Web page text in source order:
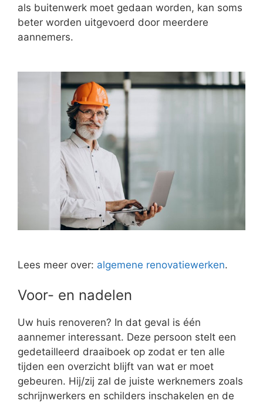
als buitenwerk moet gedaan worden, kan soms
beter worden uitgevoerd door meerdere
aannemers.
Lees meer over: algemene renovatiewerken.
Voor- en nadelen
Uw huis renoveren? In dat geval is één
aannemer interessant. Deze persoon stelt een
gedetailleerd draaiboek op zodat er ten alle
tijden een overzicht blijft van wat er moet
gebeuren. Hij/zij zal de juiste werknemers zoals
schrijnwerkers en schilders inschakelen en de